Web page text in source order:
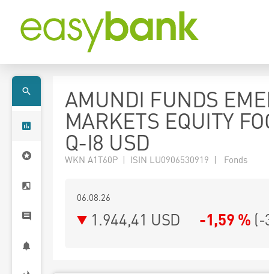
AMUNDI FUNDS
MARKETS EQUITY
Q-I8 USD
WKN A1T60P | ISIN LU0906530919 | Fonds
06.08.26
1.944,41 USD -1,59 % (-